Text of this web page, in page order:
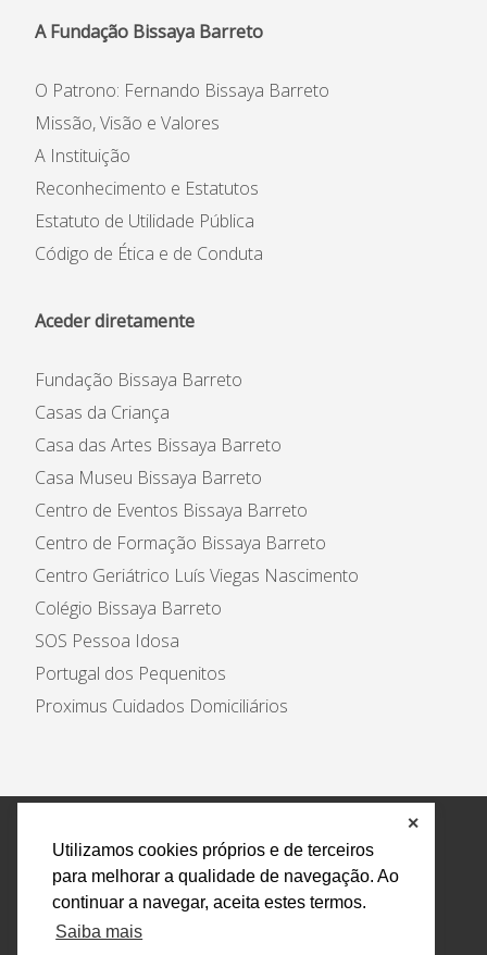
Utilizamos cookies próprios e de terceiros
para melhorar a qualidade de navegação. Ao
continuar a navegar, aceita estes termos.
Saiba mais
✕
A Fundação Bissaya Barreto
O Patrono: Fernando Bissaya Barreto
Missão, Visão e Valores
A Instituição
Reconhecimento e Estatutos
Estatuto de Utilidade Pública
Código de Ética e de Conduta
Aceder diretamente
Fundação Bissaya Barreto
Casas da Criança
Casa das Artes Bissaya Barreto
Casa Museu Bissaya Barreto
Centro de Eventos Bissaya Barreto
Centro de Formação Bissaya Barreto
Centro Geriátrico Luís Viegas Nascimento
Colégio Bissaya Barreto
SOS Pessoa Idosa
Portugal dos Pequenitos
Proximus Cuidados Domiciliários
Política de Privacidade e Tratamento de Dados
Encarregado de Proteção de Dados
Livro Eletrónico
de Reclamações
Canal de Denúncias
Todos os direitos reservados Design by AM. Developed by